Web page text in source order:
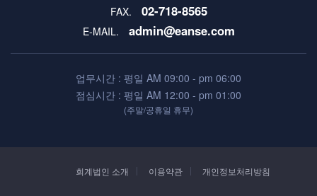
FAX. 02-718-8565
E-MAIL. admin@eanse.com
업무시간 : 평일 AM 09:00 - pm 06:00
점심시간 : 평일 AM 12:00 - pm 01:00
(주말/공휴일 휴무)
회계법인 소개 이용약관 개인정보처리방침